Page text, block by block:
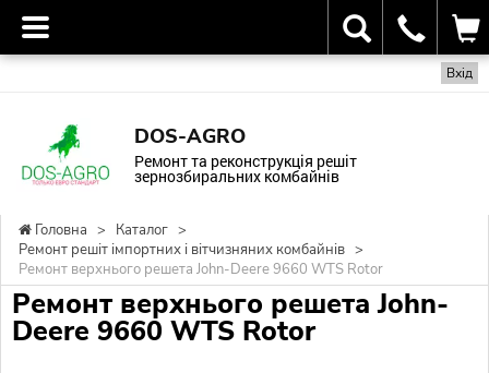
Вхід
DOS-AGRO
Ремонт та реконструкція решіт
зернозбиральних комбайнів
Головна > Каталог >
Ремонт решіт імпортних і вітчизняних комбайнів >
Ремонт верхнього решета John-Deere 9660 WTS Rotor
Ремонт верхнього решета John-
Deere 9660 WTS Rotor